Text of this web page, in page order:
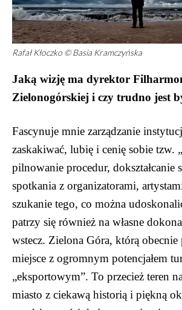
Rafał Kłoczko © Basia Kramczyńska
Jaką wizję ma dyrektor
Zielonogórskiej i czy trudno jest
Fascynuje mnie zarządzanie
zaskakiwać, lubię i cenię sobie tzw.
pilnowanie procedur, dokształcanie
spotkania z organizatorami,
szukanie tego, co można
patrzy się również na własne
wstecz. Zielona Góra, którą obecnie
miejsce z ogromnym potencjałem
„eksportowym”. To przecież teren
miasto z ciekawą historią i piękną